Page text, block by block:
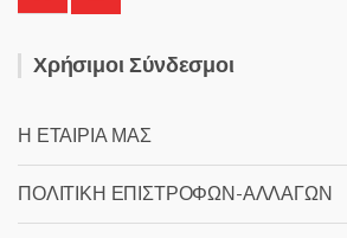
Χρήσιμοι Σύνδεσμοι
Η ΕΤΑΙΡΙΑ ΜΑΣ
ΠΟΛΙΤΙΚΗ ΕΠΙΣΤΡΟΦΩΝ-ΑΛΛΑΓΩΝ